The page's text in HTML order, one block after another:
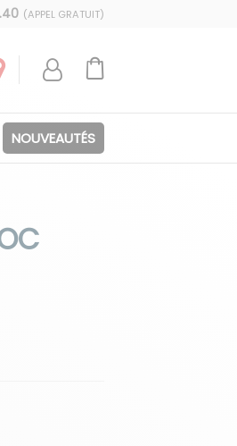
(APPEL GRATUIT)
NOUVEAUTÉS